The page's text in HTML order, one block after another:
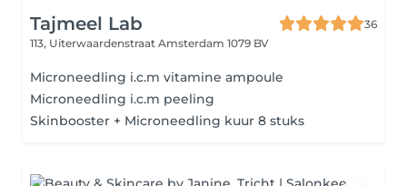
Tajmeel Lab
36
113, Uiterwaardenstraat Amsterdam 1079 BV
Microneedling i.c.m vitamine ampoule
Microneedling i.c.m peeling
Skinbooster + Microneedling kuur 8 stuks